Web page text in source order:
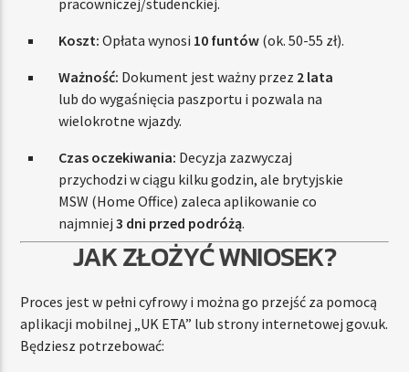
Koszt: Opłata wynosi 10 funtów (ok. 50-55 zł).
Ważność: Dokument jest ważny przez 2 lata
lub do wygaśnięcia paszportu i pozwala na
wielokrotne wjazdy.
Czas oczekiwania: Decyzja zazwyczaj
przychodzi w ciągu kilku godzin, ale brytyjskie
MSW (Home Office) zaleca aplikowanie co
najmniej3 dni przed podróżą.
JAK ZŁOŻYĆ WNIOSEK?
Proces jest w pełni cyfrowy i można go przejść za pomocą
aplikacji mobilnej „UK ETA” lub strony internetowej gov.uk.
Będziesz potrzebować: